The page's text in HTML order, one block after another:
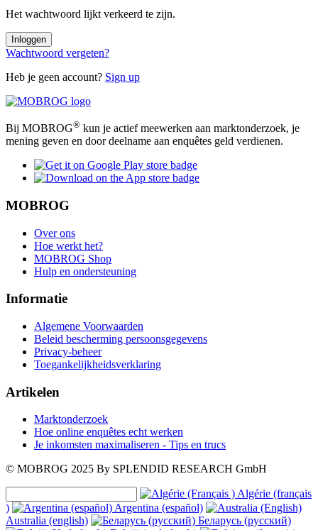
Het wachtwoord lijkt verkeerd te zijn.
Inloggen
Wachtwoord vergeten?
Heb je geen account? Sign up
Bij MOBROG® kun je actief meewerken aan marktonderzoek, je
mening geven en door deelname aan enquêtes geld verdienen.
MOBROG
Over ons
Hoe werkt het?
MOBROG Shop
Hulp en ondersteuning
Informatie
Algemene Voorwaarden
Beleid bescherming persoonsgegevens
Privacy-beheer
Toegankelijkheidsverklaring
Artikelen
Marktonderzoek
Hoe online enquêtes echt werken
Je inkomsten maximaliseren - Tips en trucs
© MOBROG 2025 By SPLENDID RESEARCH GmbH
Algérie (français
)
Argentina (español)
Australia (english)
Беларусь (русский)